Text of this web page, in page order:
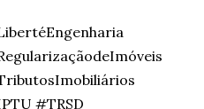
#TRSD